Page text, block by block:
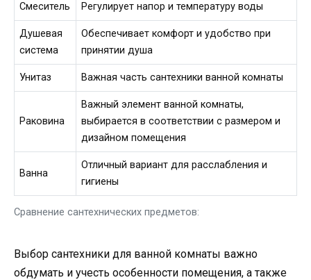
Сравнение сантехнических предметов:
Смеситель Регулирует напор и температуру воды
Душевая
система
Обеспечивает комфорт и удобство при
принятии душа
Унитаз Важная часть сантехники ванной комнаты
Раковина
Важный элемент ванной комнаты,
выбирается в соответствии с размером и
дизайном помещения
Ванна
Отличный вариант для расслабления и
гигиены
Выбор сантехники для ванной комнаты важно
обдумать и учесть особенности помещения, а также